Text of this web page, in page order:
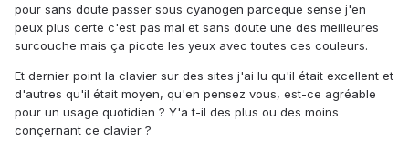
pour sans doute passer sous cyanogen parceque sense j'en
peux plus certe c'est pas mal et sans doute une des meilleures
surcouche mais ça picote les yeux avec toutes ces couleurs.
Et dernier point la clavier sur des sites j'ai lu qu'il était excellent et
d'autres qu'il était moyen, qu'en pensez vous, est-ce agréable
pour un usage quotidien ? Y'a t-il des plus ou des moins
conçernant ce clavier ?